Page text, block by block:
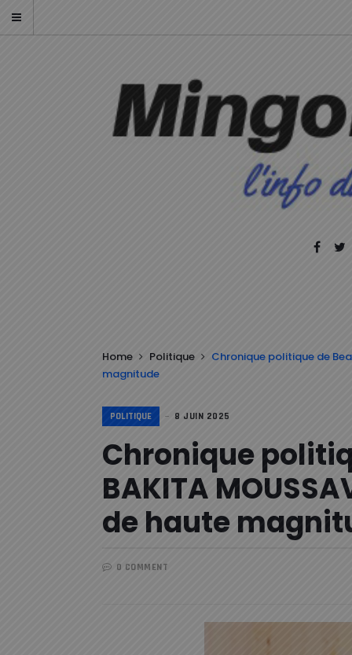
Home Politique
Chronique politique de
magnitude
POLITIQUE 8 JUIN 2025
Chronique
BAKITA
de haute
0 COMMENT